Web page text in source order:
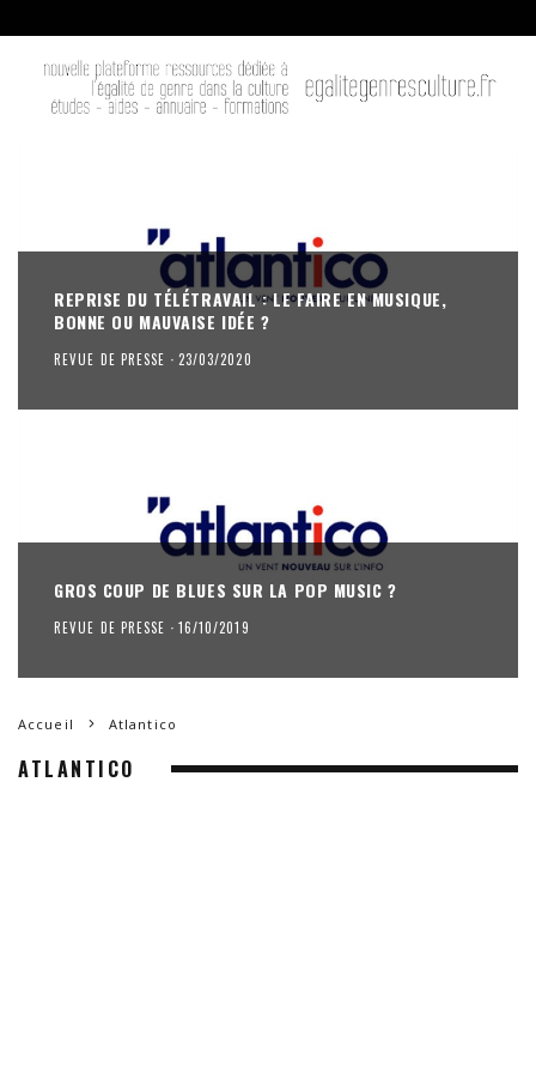
REPRISE DU TÉLÉTRAVAIL : LE FAIRE EN MUSIQUE,
BONNE OU MAUVAISE IDÉE ?
REVUE DE PRESSE · 23/03/2020
GROS COUP DE BLUES SUR LA POP MUSIC ?
REVUE DE PRESSE · 16/10/2019
Accueil Atlantico
ATLANTICO